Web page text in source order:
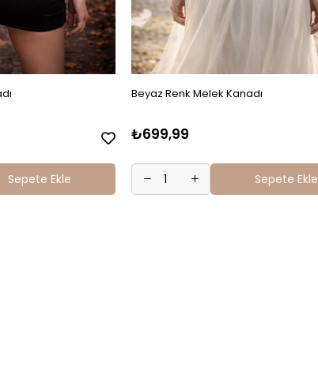
Sepete Ekle
Beyaz Renk Melek Kanadı
₺699,99
Sepete Ekle